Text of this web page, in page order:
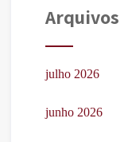
Arquivos
julho 2026
junho 2026